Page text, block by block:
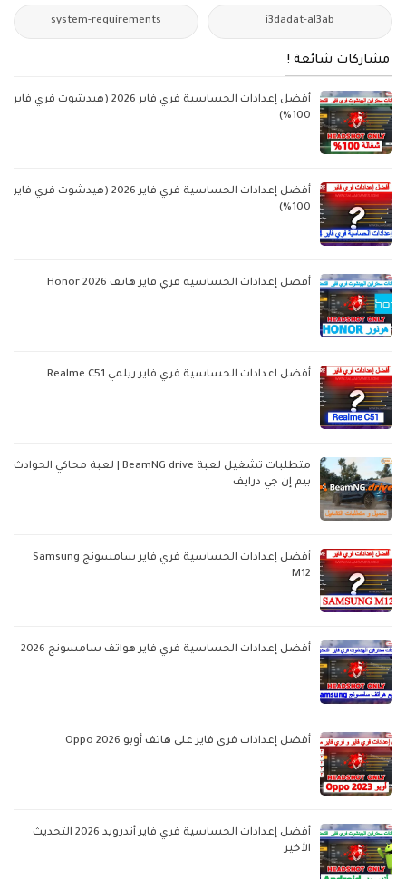
i3dadat-al3ab
system-requirements
مشاركات شائعة !
أفضل إعدادات الحساسية فري فاير 2026 (هيدشوت فري فاير
100%)
أفضل إعدادات الحساسية فري فاير 2026 (هيدشوت فري فاير
100%)
أفضل إعدادات الحساسية فري فاير هاتف Honor 2026
أفضل اعدادات الحساسية فري فاير ريلمي Realme C51
متطلبات تشغيل لعبة BeamNG drive | لعبة محاكي الحوادث
بيم إن جي درايف
أفضل إعدادات الحساسية فري فاير سامسونج Samsung
M12
أفضل إعدادات الحساسية فري فاير هواتف سامسونج 2026
أفضل إعدادات فري فاير على هاتف أوبو Oppo 2026
أفضل إعدادات الحساسية فري فاير أندرويد 2026 التحديث
الأخير